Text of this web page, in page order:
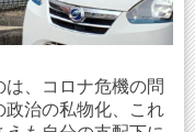
、コロナ危機の問
政治の私物化、これ